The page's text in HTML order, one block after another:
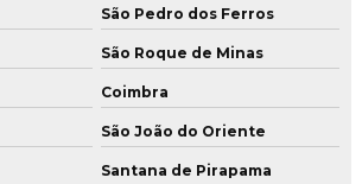
São Pedro dos Ferros
São Roque de Minas
Coimbra
São João do Oriente
Santana de Pirapama